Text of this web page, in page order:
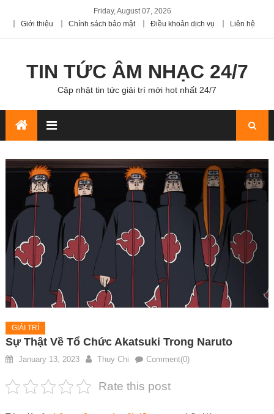
Friday, August 07, 2026
Giới thiệu
Chính sách bảo mật Điều khoản dịch vụ Liên hệ
TIN TỨC ÂM NHẠC 24/7
Cập nhật tin tức giải trí mới hot nhất 24/7
GIẢI TRÍ
Sự Thật Về Tổ Chức Akatsuki Trong Naruto
January 13, 2023 Thuy Chi Comment(0)
Rate this post